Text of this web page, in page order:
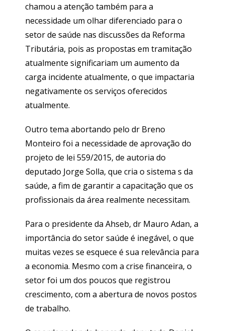
chamou a atenção também para a
necessidade um olhar diferenciado para o
setor de saúde nas discussões da Reforma
Tributária, pois as propostas em tramitação
atualmente significariam um aumento da
carga incidente atualmente, o que impactaria
negativamente os serviços oferecidos
atualmente.
Outro tema abortando pelo dr Breno
Monteiro foi a necessidade de aprovação do
projeto de lei 559/2015, de autoria do
deputado Jorge Solla, que cria o sistema s da
saúde, a fim de garantir a capacitação que os
profissionais da área realmente necessitam.
Para o presidente da Ahseb, dr Mauro Adan, a
importância do setor saúde é inegável, o que
muitas vezes se esquece é sua relevância para
a economia. Mesmo com a crise financeira, o
setor foi um dos poucos que registrou
crescimento, com a abertura de novos postos
de trabalho.